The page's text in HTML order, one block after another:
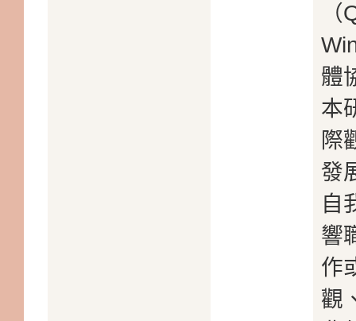
體
本
際
發
自
響
作
觀